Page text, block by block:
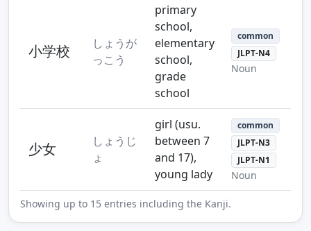
小学校
しょうが
っこう
primary
school,
elementary
school,
grade
school
common
JLPT-N4
Noun
少女
しょうじ
ょ
girl (usu.
between 7
and 17),
young lady
common
JLPT-N3
JLPT-N1
Noun
Showing up to 15 entries including the Kanji.